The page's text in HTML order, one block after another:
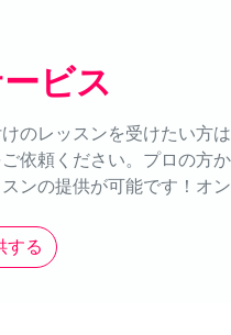
ビス
のレッスンを受けたい方
依頼ください。プロの方
ンの提供が可能です！オ
する